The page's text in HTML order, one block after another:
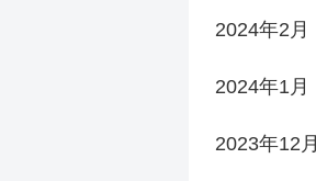
2024年2月
2024年1月
2023年12月